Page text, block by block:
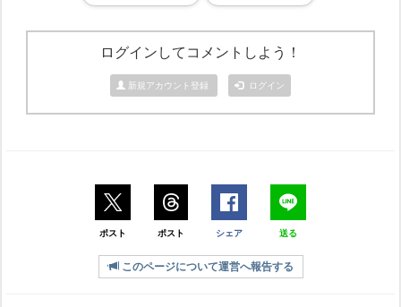
ログインしてコメントしよう！
新規アカウント登録 ログイン
ポスト ポスト シェア 送る
このページについて運営へ報告する